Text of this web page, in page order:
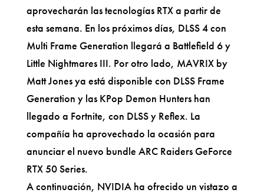
aprovecharán las tecnologías RTX a partir de
esta semana. En los próximos días, DLSS 4 con
Multi Frame Generation llegará a Battlefield 6 y
Little Nightmares III. Por otro lado, MAVRIX by
Matt Jones ya está disponible con DLSS Frame
Generation y las KPop Demon Hunters han
llegado a Fortnite, con DLSS y Reflex. La
compañía ha aprovechado la ocasión para
anunciar el nuevo bundle ARC Raiders GeForce
RTX 50 Series.
A continuación, NVIDIA ha ofrecido un vistazo a